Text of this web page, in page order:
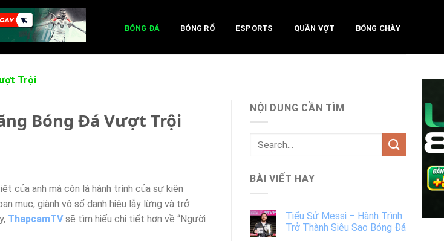
BÓNG ĐÁ BÓNG RỔ ESPORTS QUẦN VỢT BÓNG CHÀY
Trội
Bóng Đá Vượt Trội
của anh mà còn là hành trình của sự kiên
mục, giành vô số danh hiệu lẫy lừng và trở
ThapcamTVsẽ tìm hiểu chi tiết hơn về “Người
NỘI DUNG CẦN TÌM
BÀI VIẾT HAY
Tiểu Sử Messi – Hành Trình
Trở Thành Siêu Sao Bóng Đá